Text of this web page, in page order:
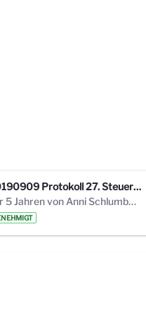
20190909 Protokoll 27. Steuerungskreis.pdf
vor 5 Jahren von Anni Schlumberger